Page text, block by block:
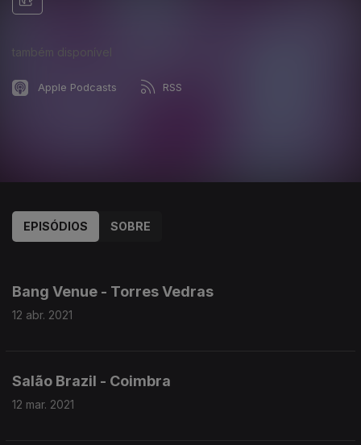
também disponível
Apple Podcasts RSS
EPISÓDIOS SOBRE
Bang Venue - Torres Vedras
12 abr. 2021
Salão Brazil - Coimbra
12 mar. 2021